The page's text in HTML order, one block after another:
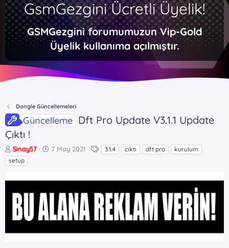
GsmGezgini Ücretli Üyelik!
GSMGezgini forumumuzun Vip-Gold
Üyelik kullanıma açılmıştır.
Dongle Güncellemeleri
Güncelleme Dft Pro Update V3.1.1 Update
Çıktı !
K
o
n
y
a
ş
Sinay57
B
n
ç
t
7 May 2021
E
t
r
3.1.4 çıktı dft pro
kurulum
setup